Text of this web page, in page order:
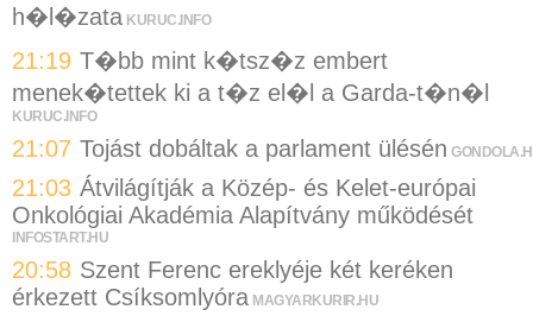
h�l�zata KURUC.INFO
21:19 T�bb mint k�tsz�z embert
menek�tettek ki a t�z el�l a Garda-t�n�l
KURUC.INFO
21:07 Tojást dobáltak a parlament ülésén
21:03 Átvilágítják a Közép- és Kelet-európai
Onkológiai Akadémia Alapítvány működését
INFOSTART.HU
20:58 Szent Ferenc ereklyéje két keréken
érkezett Csíksomlyóra MAGYARKURIR.HU